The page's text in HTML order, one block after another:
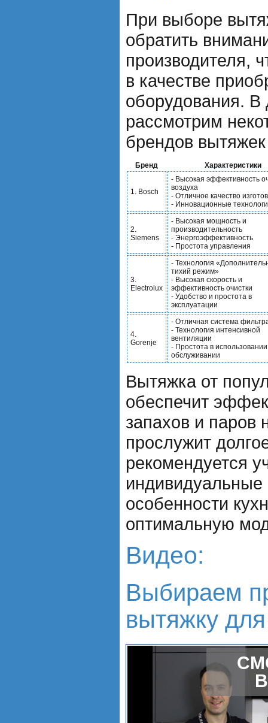
При выборе
обратить
производителя,
в качестве
оборудования. В
рассмотрим
брендов
Бренд Характеристики
1. Bosch
- Высокая эффективность
воздуха
- Отличное качество
- Инновационные
2.
Siemens
- Высокая мощность и
производительность
- Энергоэффективность
- Простота управления
3.
Electrolux
- Технология
тихий режим»
- Высокая скорость и
эффективность очистки
- Удобство и простота в
эксплуатации
4.
Gorenje
- Отличная система
- Технология интенсивной
вентиляции
- Простота в
обслуживании
Вытяжка от
обеспечит
запахов и паров
прослужит
рекомендуется
индивидуальные
особенности
оптимальную
Видео:
Выбираем
вытяжку